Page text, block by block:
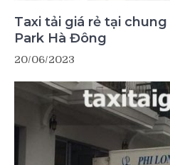
Taxi tải giá rẻ tại
Park Hà Đông
20/06/2023